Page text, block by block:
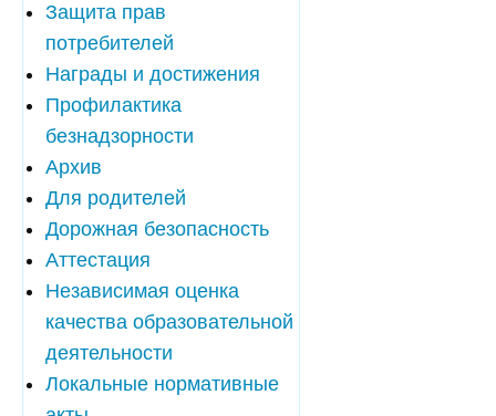
Защита прав
потребителей
Награды и достижения
Профилактика
безнадзорности
Архив
Для родителей
Дорожная безопасность
Аттестация
Независимая оценка
качества образовательной
деятельности
Локальные нормативные